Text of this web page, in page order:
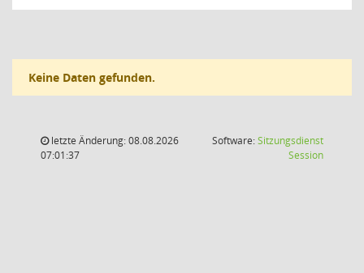
Keine Daten gefunden.
letzte Änderung: 08.08.2026
07:01:37
Software:Sitzungsdienst
Session(Wird in